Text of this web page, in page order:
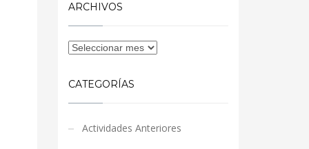
ARCHIVOS
CATEGORÍAS
Actividades Anteriores